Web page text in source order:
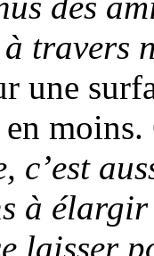
travers
une
en
c’est
à
laisser